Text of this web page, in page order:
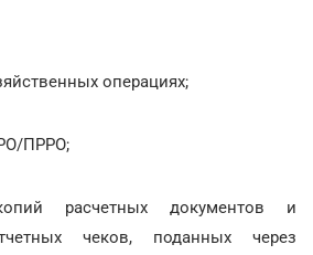
операциях;
ПРРО;
расчетных документов и
чеков, поданных через